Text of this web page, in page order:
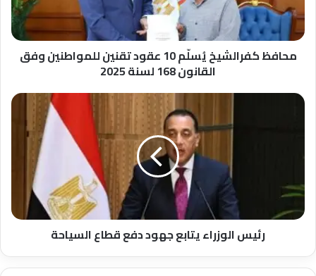
للمواطنين
وفق
القانون
168
محافظ كفرالشيخ يُسلّم 10 عقود تقنين للمواطنين وفق
القانون 168 لسنة 2025
رئيس
السياحة
رئيس الوزراء يتابع جهود دفع قطاع السياحة